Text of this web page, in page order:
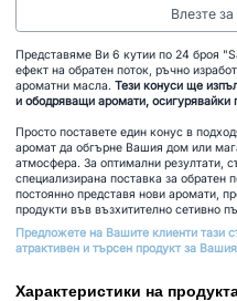
Влезте
Представяме Ви 6 кутии по 24 броя
ефект на обратен поток, ръчно
ароматни масла. Тези конуси ще
и ободряващи аромати, осигурявайки
Просто поставете един конус в
аромат да обгърне Вашия дом или
атмосфера. За оптимални резултати,
специализирана поставка за обратен
постоянно представя нови аромати,
продукти във възхитително сетивно
Предложете на Вашите клиенти тази
атрактивен и търсен продукт за
Характеристики на